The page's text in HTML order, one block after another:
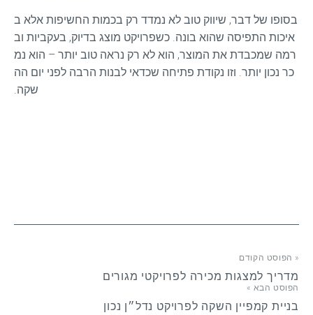
בסופו של דבר, שיווק טוב לא נמדד רק בכמות החשיפות אלא ב
איכות התפיסה שהוא בונה. כשפרויקט מוצג בדיוק, בעקביות וב
רמה שמכבדת את המוצר, הוא לא רק נראה טוב יותר – הוא נמ
כר נכון יותר. וזו נקודת פתיחה שכדאי לבנות הרבה לפני יום הה
שקה.
« הפוסט הקודם
מדריך למצגות מכירה לפרויקטי מגורים
הפוסט הבא »
בניית קמפיין השקה לפרויקט נדל״ן נכון